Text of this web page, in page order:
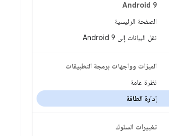
Android 9
الصفحة الرئيسية
نقل البيانات إلى Android 9
الميزات وواجهات برمجة التطبيقات
نظرة عامة
إدارة الطاقة
تغييرات السلوك